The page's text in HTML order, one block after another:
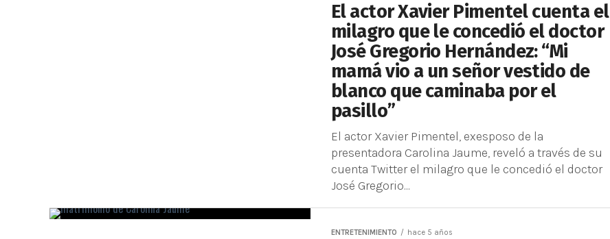
El actor Xavier Pimentel cuenta el
milagro que le concedió el doctor
José Gregorio Hernández: “Mi
mamá vio a un señor vestido de
blanco que caminaba por el
pasillo”
El actor Xavier Pimentel, exesposo de la
presentadora Carolina Jaume, reveló a través de su
cuenta Twitter el milagro que le concedió el doctor
José Gregorio...
ENTRETENIMIENTO hace 5 años